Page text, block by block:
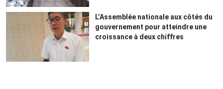
L’Assemblée nationale aux côtés du
gouvernement pour atteindre une
croissance à deux chiffres